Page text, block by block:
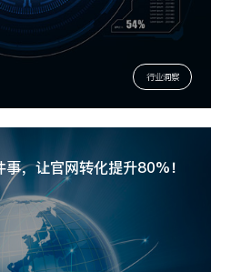
行业洞察
，让官网转化提升80%！